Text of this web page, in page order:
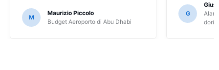
M
Maurizio Piccolo
Budget Aeroporto di Abu Dhabi
G
dori